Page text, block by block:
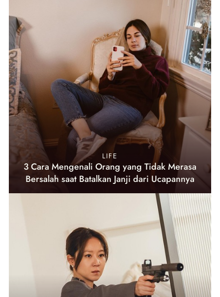
LIFE
3 Cara Mengenali Orang yang Tidak Merasa
Bersalah saat Batalkan Janji dari Ucapannya